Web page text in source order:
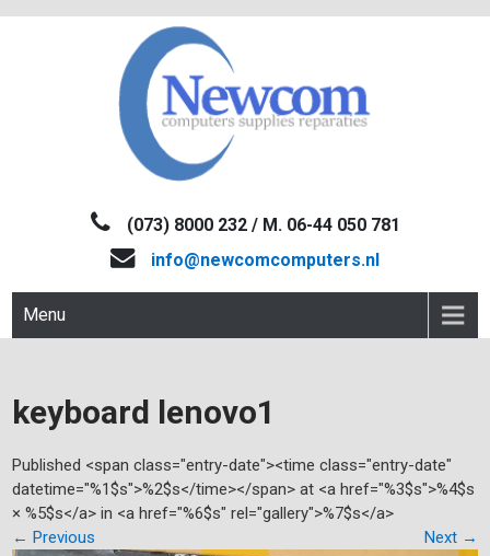
NEWCOM(073) 8000 232 / M. 06-44 050 781
info@newcomcomputers.nl
Menu
keyboard lenovo1
Published <span class="entry-date"><time class="entry-date"
datetime="%1$s">%2$s</time></span> at <a href="%3$s">%4$s
× %5$s</a> in <a href="%6$s" rel="gallery">%7$s</a>
← Previous Next →